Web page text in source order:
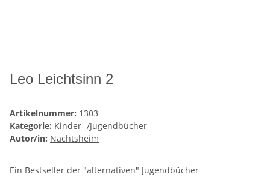
Leo Leichtsinn 2
Artikelnummer: 1303
Kategorie: Kinder- /Jugendbücher
Autor/in: Nachtsheim
Ein Bestseller der "alternativen" Jugendbücher